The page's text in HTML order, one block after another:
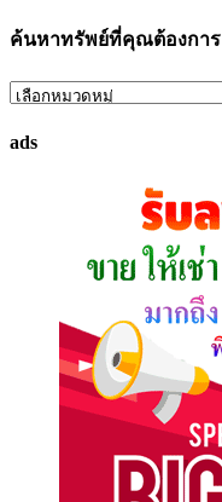
ค้นหาทรัพย์ที่คุณต้องการ
ค้นหา
ที่
ads